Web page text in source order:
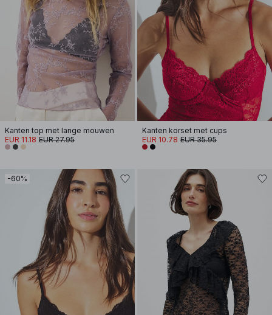
Kanten top met lange mouwen
EUR 11.18 EUR 27.95
Kanten korset met cups
EUR 10.78 EUR 35.95
-60%